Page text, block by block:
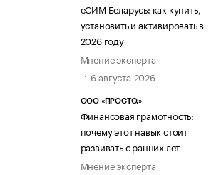
еСИМ Беларусь: как купить,
установить и активировать в
2026 году
Мнение эксперта
6 августа 2026
ООО «ПРОСТО.»
Финансовая грамотность:
почему этот навык стоит
развивать с ранних лет
Мнение эксперта